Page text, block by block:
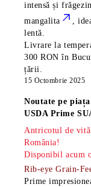
intensă și
mangalita
,
lentă.
Livrare la
300 RON în
țării.
15 Octombrie 2025
Noutate pe
USDA Prime
Antricotul de
România!
Disponibil acum
Rib-eye Grain-
Prime